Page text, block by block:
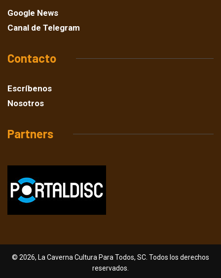
Google News
Canal de Telegram
Contacto
Escríbenos
Nosotros
Partners
© 2026, La Caverna Cultura Para Todos, SC. Todos los derechos
reservados.